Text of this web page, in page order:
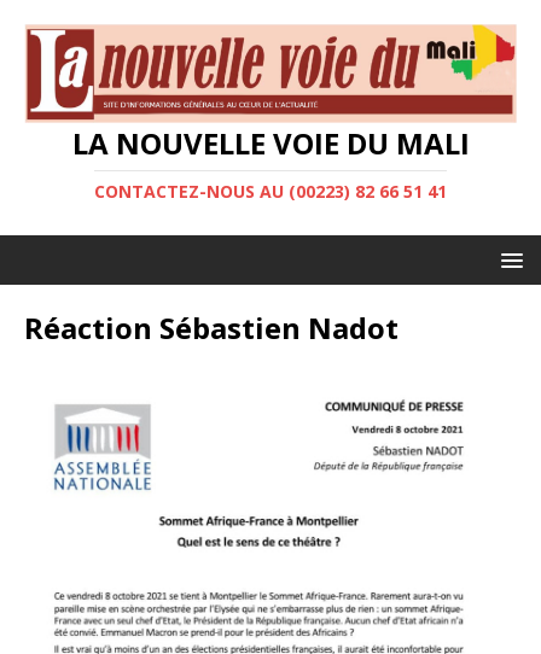
LA NOUVELLE VOIE DU MALI
CONTACTEZ-NOUS AU (00223) 82 66 51 41
Réaction Sébastien Nadot